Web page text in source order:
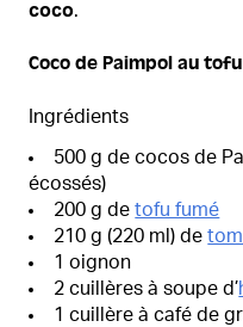
coco.
Coco de Paimpol au
Ingrédients
500 g de cocos de
écossés)
200 g detofu fumé
210 g (220 ml) de
1 oignon
2 cuillères à soupe d’
1 cuillère à café de